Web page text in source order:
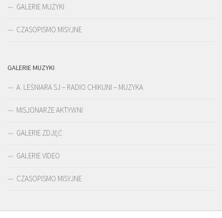
GALERIE MUZYKI
CZASOPISMO MISYJNE
GALERIE MUZYKI
A. LEŚNIARA SJ – RADIO CHIKUNI – MUZYKA
MISJONARZE AKTYWNI
GALERIE ZDJĘĆ
GALERIE VIDEO
CZASOPISMO MISYJNE